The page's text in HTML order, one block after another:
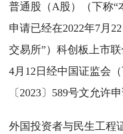
普通股（A股）（下称“
申请已经在2022年7月
交易所”）科创板上市
4月12日经中国证监会
〔2023〕589号文允许申
外国投资者与民生工程